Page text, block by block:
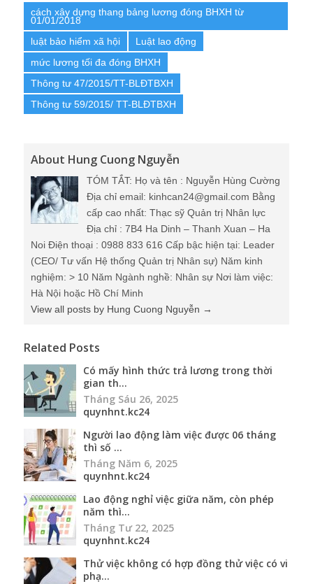
cách xây dựng thang bảng lương đóng BHXH từ
01/01/2018
luật bảo hiểm xã hội
Luật lao động
mức lương tối đa đóng BHXH
Thông tư 47/2015/TT-BLĐTBXH
Thông tư 59/2015/ TT-BLĐTBXH
About Hung Cuong Nguyễn
TÓM TẮT: Họ và tên : Nguyễn Hùng Cường
Địa chỉ email: kinhcan24@gmail.com Bằng
cấp cao nhất: Thạc sỹ Quản trị Nhân lực
Địa chỉ : 7B4 Ha Dinh – Thanh Xuan – Ha
Noi Điện thoại : 0988 833 616 Cấp bậc hiện tại: Leader
(CEO/ Tư vấn Hệ thống Quản trị Nhân sự) Năm kinh
nghiệm: > 10 Năm Ngành nghề: Nhân sự Nơi làm việc:
Hà Nội hoặc Hồ Chí Minh
View all posts by Hung Cuong Nguyễn →
Related Posts
Có mấy hình thức trả lương trong thời
gian th...
Tháng Sáu 26, 2025
quynhnt.kc24
Người lao động làm việc được 06 tháng
thì số ...
Tháng Năm 6, 2025
quynhnt.kc24
Lao động nghỉ việc giữa năm, còn phép
năm thì...
Tháng Tư 22, 2025
quynhnt.kc24
Thử việc không có hợp đồng thử việc có vi
phạ...